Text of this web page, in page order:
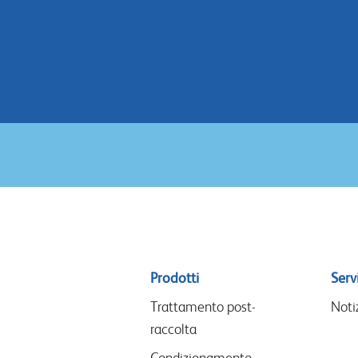
Sitemap
menu
Prodotti
Trattamento post-
raccolta